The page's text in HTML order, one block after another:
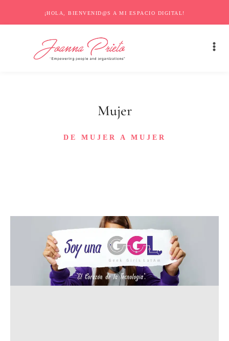
¡HOLA, BIENVENID@S A MI ESPACIO DIGITAL!
Mujer
DE MUJER A MUJER